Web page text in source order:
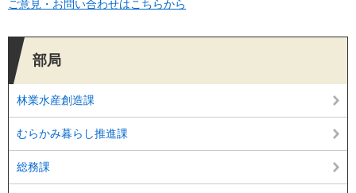
ご意見・お問い合わせはこちらから
部局
林業水産創造課
むらかみ暮らし推進課
総務課